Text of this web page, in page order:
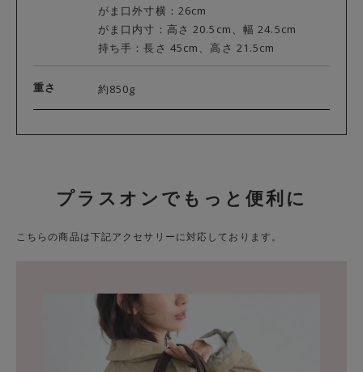
がま口外寸横：26cm
がま口内寸：高さ 20.5cm、幅 24.5cm
持ち手：長さ 45cm、高さ 21.5cm
重さ 約850g
プラスオンでもっと便利に
こちらの商品は下記アクセサリーに対応しております。